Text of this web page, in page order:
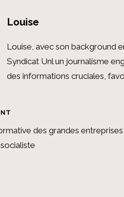
Louise
Louise, avec son background
Syndicat Unl un journalisme
des informations cruciales,
des grandes entreprises |